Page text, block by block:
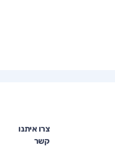
צרו איתנו
קשר